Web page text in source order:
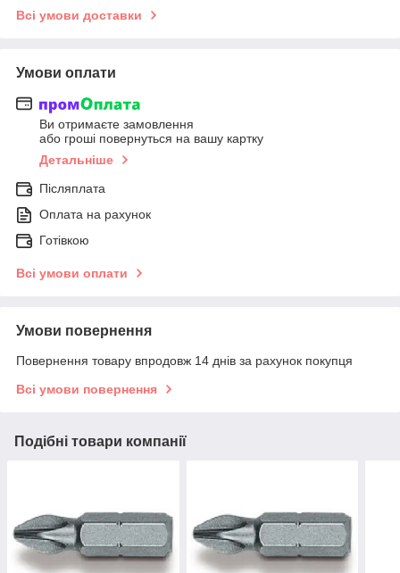
Всі умови доставки
Умови оплати
Ви отримаєте замовлення
або гроші повернуться на вашу картку
Детальніше
Післяплата
Оплата на рахунок
Готівкою
Всі умови оплати
Умови повернення
Повернення товару впродовж 14 днів за рахунок покупця
Всі умови повернення
Подібні товари компанії